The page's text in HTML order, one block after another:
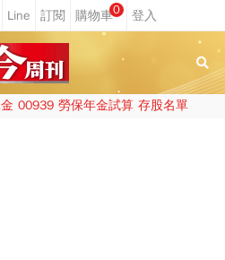
0
00939 勞保年金試算 存股名單